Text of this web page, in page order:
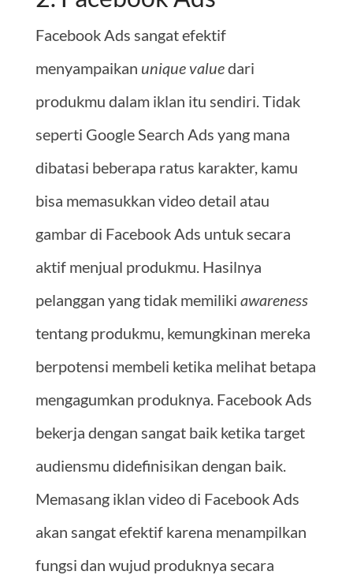
Facebook Ads sangat efektif
menyampaikan unique valuedari
produkmu dalam iklan itu sendiri. Tidak
seperti Google Search Ads yang mana
dibatasi beberapa ratus karakter, kamu
bisa memasukkan video detail atau
gambar di Facebook Ads untuk secara
aktif menjual produkmu. Hasilnya
pelanggan yang tidak memiliki awareness
tentang produkmu, kemungkinan mereka
berpotensi membeli ketika melihat betapa
mengagumkan produknya. Facebook Ads
bekerja dengan sangat baik ketika target
audiensmu didefinisikan dengan baik.
Memasang iklan video di Facebook Ads
akan sangat efektif karena menampilkan
fungsi dan wujud produknya secara